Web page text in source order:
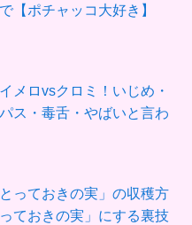
【ポチャッコ大好き】
メロvsクロミ！いじめ・
ス・毒舌・やばいと言わ
っておきの実」の収穫方
ておきの実」にする裏技